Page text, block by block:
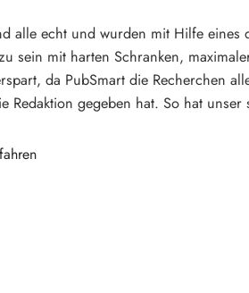
alle echt und wurden mit Hilfe eines
sein mit harten Schranken,
da PubSmart die Recherchen
Redaktion gegeben hat. So hat